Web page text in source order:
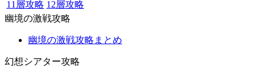
11層攻略 12層攻略
幽境の激戦攻略
幽境の激戦攻略まとめ
幻想シアター攻略